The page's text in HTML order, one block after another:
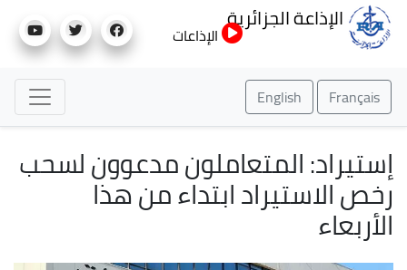
إلى
الإذاعة الجزائرية
الإذاعات
Français
English
إستيراد: المتعاملون مدعوون لسحب
رخص الاستيراد ابتداء من هذا
الأربعاء